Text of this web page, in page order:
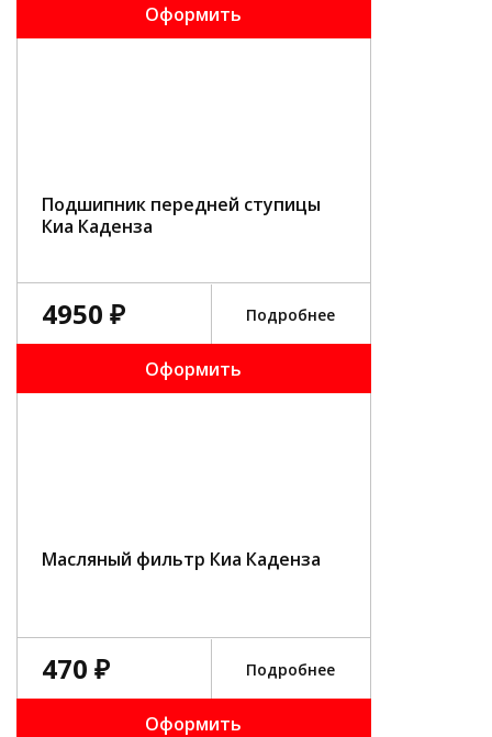
Оформить
Подшипник передней ступицы
Киа Каденза
4950 ₽ Подробнее
Оформить
Масляный фильтр Киа Каденза
470 ₽ Подробнее
Оформить